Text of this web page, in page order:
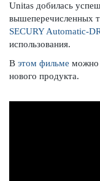
Unitas добилась
вышеперечисленных
SECURY Automatic-
использования.
В этом фильме можно
нового продукта.